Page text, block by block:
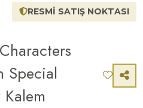
RESMİ SATIŞ NOKTASI
Special